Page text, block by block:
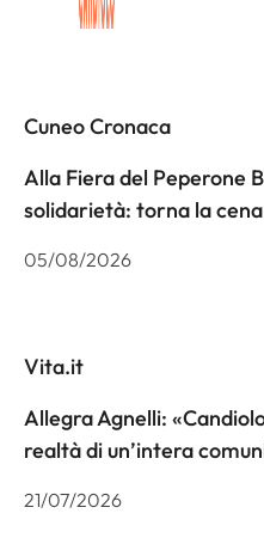
Altri articoli
Cuneo Cronaca
Alla Fiera del Peperone
solidarietà: torna la
05/08/2026
Vita.it
Allegra Agnelli:
realtà di un’intera
21/07/2026